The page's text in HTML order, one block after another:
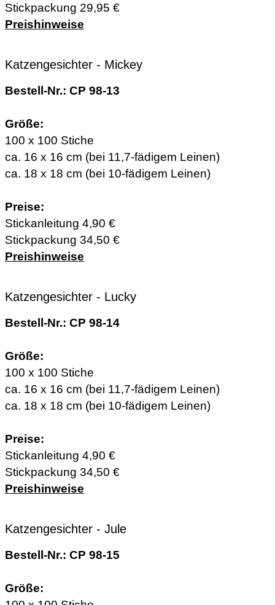
Stickpackung 29,95 €
Preishinweise
Katzengesichter - Mickey
Bestell-Nr.: CP 98-13
Größe:
100 x 100 Stiche
ca. 16 x 16 cm (bei 11,7-fädigem Leinen)
ca. 18 x 18 cm (bei 10-fädigem Leinen)
Preise:
Stickanleitung 4,90 €
Stickpackung 34,50 €
Preishinweise
Katzengesichter - Lucky
Bestell-Nr.: CP 98-14
Größe:
100 x 100 Stiche
ca. 16 x 16 cm (bei 11,7-fädigem Leinen)
ca. 18 x 18 cm (bei 10-fädigem Leinen)
Preise:
Stickanleitung 4,90 €
Stickpackung 34,50 €
Preishinweise
Katzengesichter - Jule
Bestell-Nr.: CP 98-15
Größe: